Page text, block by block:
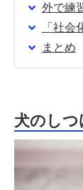
外で練
「社会
まとめ
犬のしつ